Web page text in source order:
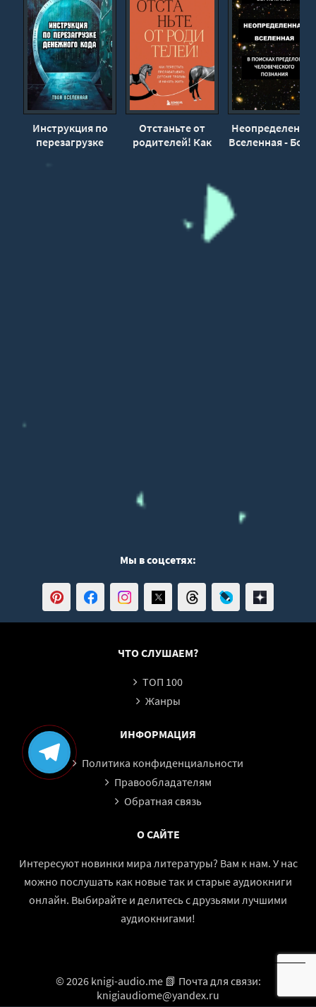
Инструкция по
перезагрузке
Отстаньте от
родителей! Как
детские травмы и
начать жить -
Телепова
Вселенная -
Мы в соцсетях:
ЧТО СЛУШАЕМ?
ТОП 100
Жанры
ИНФОРМАЦИЯ
Политика конфиденциальности
Правообладателям
Обратная связь
О САЙТЕ
Интересуют новинки мира литературы? Вам к нам. У нас
можно послушать как новые так и старые аудиокниги
онлайн. Выбирайте и делитесь с друзьями лучшими
аудиокнигами!
© 2026 knigi-audio.me 📗 Почта для связи:
knigiaudiome@yandex.ru